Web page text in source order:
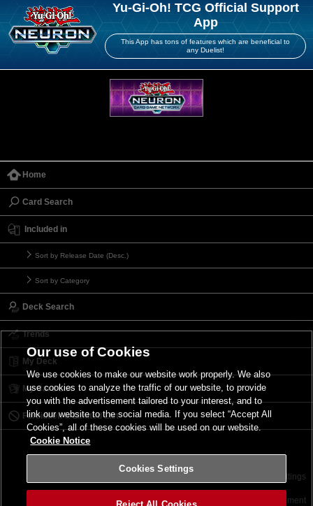
Yu-Gi-Oh! TCG Official Support
App
This App has tons of features which are beneficial to
any Duelist!
Home
Card Search
Included in
Sort by Release Date (Desc.)
Sort by Category
Deck Search
Trends
My Deck
My Card List
Forbidden & Limited List
Terms of Use Cookies Settings
©2026 Konami Digital Entertainment
Our use of Cookies
We use cookies to make our website work properly. We also
use cookies to analyze the traffic of our website, to provide
you with the advertisement tailored to your interest, and to
link our website to the social media. If you select “Accept All
Cookies”, all of these cookies will be used on our website.
Cookie Notice
Cookies Settings